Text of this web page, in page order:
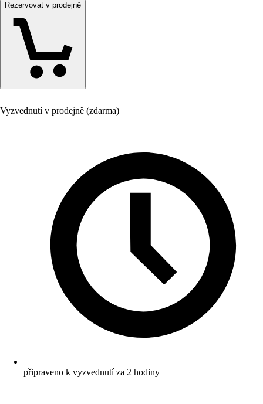
Rezervovat v prodejně
Vyzvednutí v prodejně (zdarma)
připraveno k vyzvednutí za 2 hodiny